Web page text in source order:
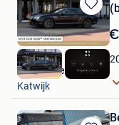
Bewaren
in
Mijn
HooG Selections
Katwijk